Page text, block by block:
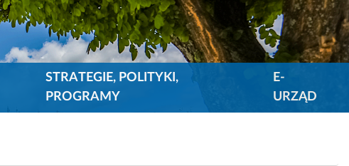
STRATEGIE, POLITYKI,
PROGRAMY
E-
URZĄD